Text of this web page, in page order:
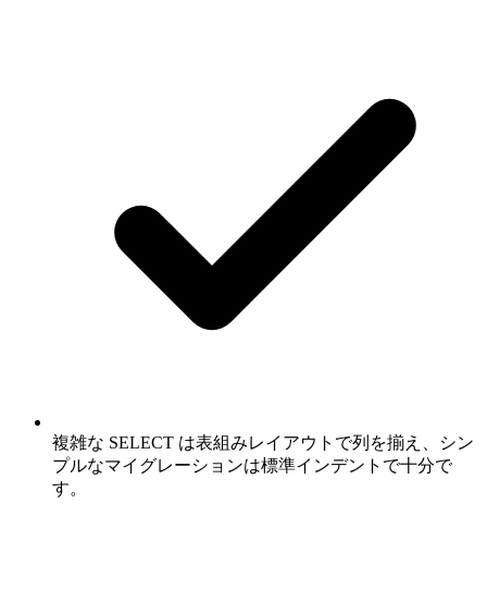
複雑な SELECT は表組みレイアウトで列を揃え、シン
プルなマイグレーションは標準インデントで十分で
す。